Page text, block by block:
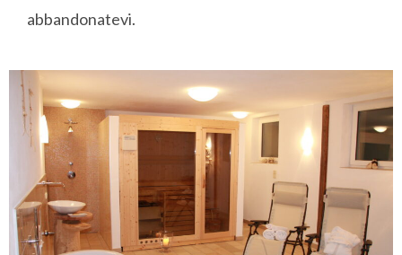
abbandonatevi.